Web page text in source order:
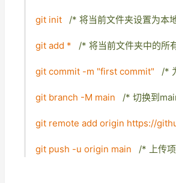
git init /* 将当前文件夹设置为本
git add * /* 将当前文件夹中的所
git commit -m "first commit" /*
git branch -M main /* 切换到
git remote add origin https://
git push -u origin main /* 上传